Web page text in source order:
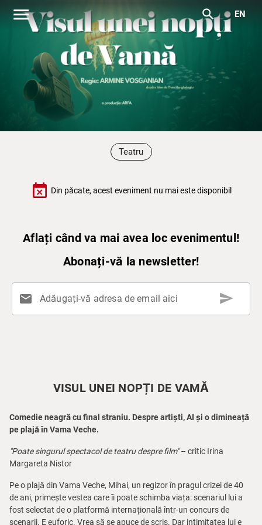
menu search EN
Teatru
event_busy Din păcate, acest eveniment nu mai este disponibil
Aflați când va mai avea loc evenimentul!
Abonați-vă la newsletter!
mail Adăugați-vă adresa de email aici send
VISUL UNEI NOPȚI DE VAMĂ
Comedie neagră cu final straniu. Despre artiști, AI și o dimineață
pe plajă în Vama Veche.
"Poate singurul spectacol de teatru despre film"– critic Irina
Margareta Nistor
Pe o plajă din Vama Veche, Mihai, un regizor în pragul crizei de 40
de ani, primește vestea care îi poate schimba viața: scenariul lui a
fost selectat de o platformă internațională într-un concurs de
scenarii. E euforic. Vrea să se apuce de scris. Dar intimitatea lui e